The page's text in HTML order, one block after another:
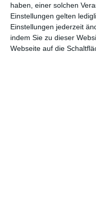
haben, einer solchen
Einstellungen gelten
Einstellungen jederzeit
indem Sie zu dieser
Webseite auf die
8.
(9)
Happyend
9.
(10)
Attack on Titan:
Attack